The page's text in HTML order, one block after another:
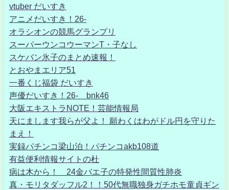
vtuber だいすき
アニメだいすき！26-
オラシオンの競馬グランプリ
スーパーウンコウーマンT・子なし
スケバン氷子のまとめ速報！
とおやまエリア51
一番くじ福袋 だいすき
声優だいすき！26- bnk46
大阪エキストラNOTE！芸能情報局
天にまします我らが父よ！ 願わくはわがドル円を守りた
まえ！
実録パチンコ梁山泊！パチンコakb108道
有益便利情報サイトの杜
病は木から！ 24金バエ子の特発性間質性肺炎
真・モリタダッフル2！！50代無職独身ガチホモ童貞ギン